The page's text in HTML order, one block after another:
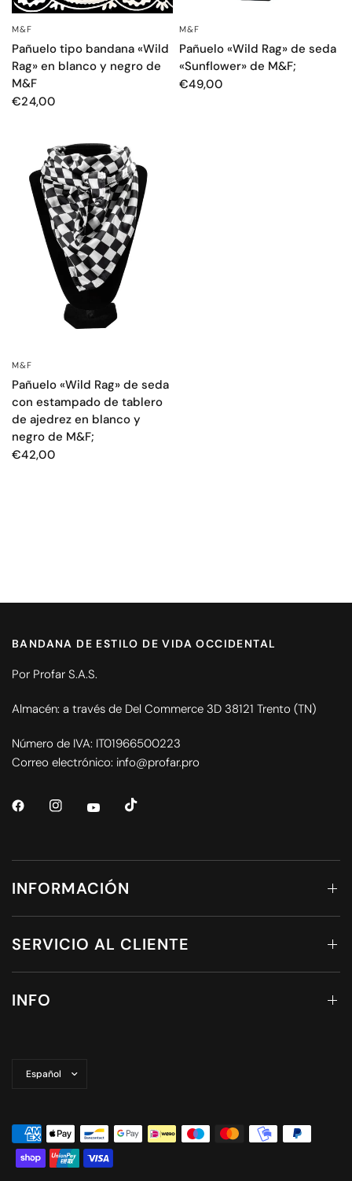
M&F
Pañuelo tipo bandana «Wild
Rag» en blanco y negro de
M&F
€24,00
M&F
Pañuelo «Wild Rag» de seda
«Sunflower» de M&F;
€49,00
M&F
Pañuelo «Wild Rag» de seda
con estampado de tablero
de ajedrez en blanco y
negro de M&F;
€42,00
BANDANA DE ESTILO DE VIDA OCCIDENTAL
Por Profar S.A.S.
Almacén: a través de Del Commerce 3D 38121 Trento (TN)
Número de IVA: IT01966500223
Correo electrónico: info@profar.pro
INFORMACIÓN
SERVICIO AL CLIENTE
INFO
país/región